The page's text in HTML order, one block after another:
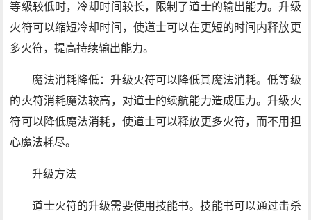
等级较低时，冷却时间较长，限制了道士的输出能力。升级
火符可以缩短冷却时间，使道士可以在更短的时间内释放更
多火符，提高持续输出能力。
魔法消耗降低：升级火符可以降低其魔法消耗。低等级
的火符消耗魔法较高，对道士的续航能力造成压力。升级火
符可以降低魔法消耗，使道士可以释放更多火符，而不用担
心魔法耗尽。
升级方法
道士火符的升级需要使用技能书。技能书可以通过击杀